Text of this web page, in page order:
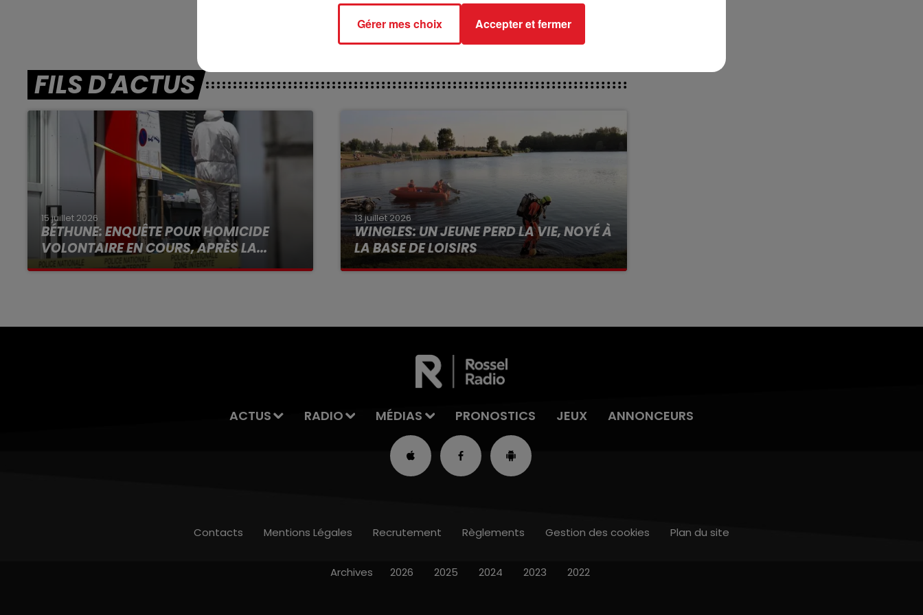
FILS D'ACTUS
15 juillet 2026
BÉTHUNE: ENQUÊTE POUR HOMICIDE
VOLONTAIRE EN COURS, APRÈS LA...
Selon les premiers éléments, le logement
13 juillet 2026
WINGLES: UN JEUNE PERD LA VIE, NOYÉ À
LA BASE DE LOISIRS
La victime a coulé à pic
ACTUS RADIO MÉDIAS PRONOSTICS JEUX ANNONCEURS
Contacts Mentions Légales Recrutement Règlements Gestion des cookies Plan du site
Archives 2026 2025 2024 2023 2022
Gérer mes choix Accepter et fermer